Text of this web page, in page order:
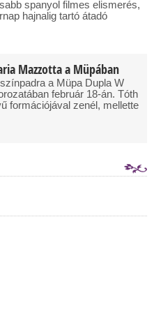
spanyol filmes elismerés,
hajnalig tartó átadó
Mazzotta a Müpában
a Müpa Dupla W
február 18-án. Tóth
formációjával zenél, mellette